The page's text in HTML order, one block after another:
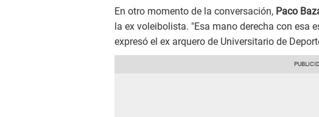
En otro momento de la conversación, Paco
la ex voleibolista. "Esa mano derecha con esa
expresó el ex arquero de Universitario de